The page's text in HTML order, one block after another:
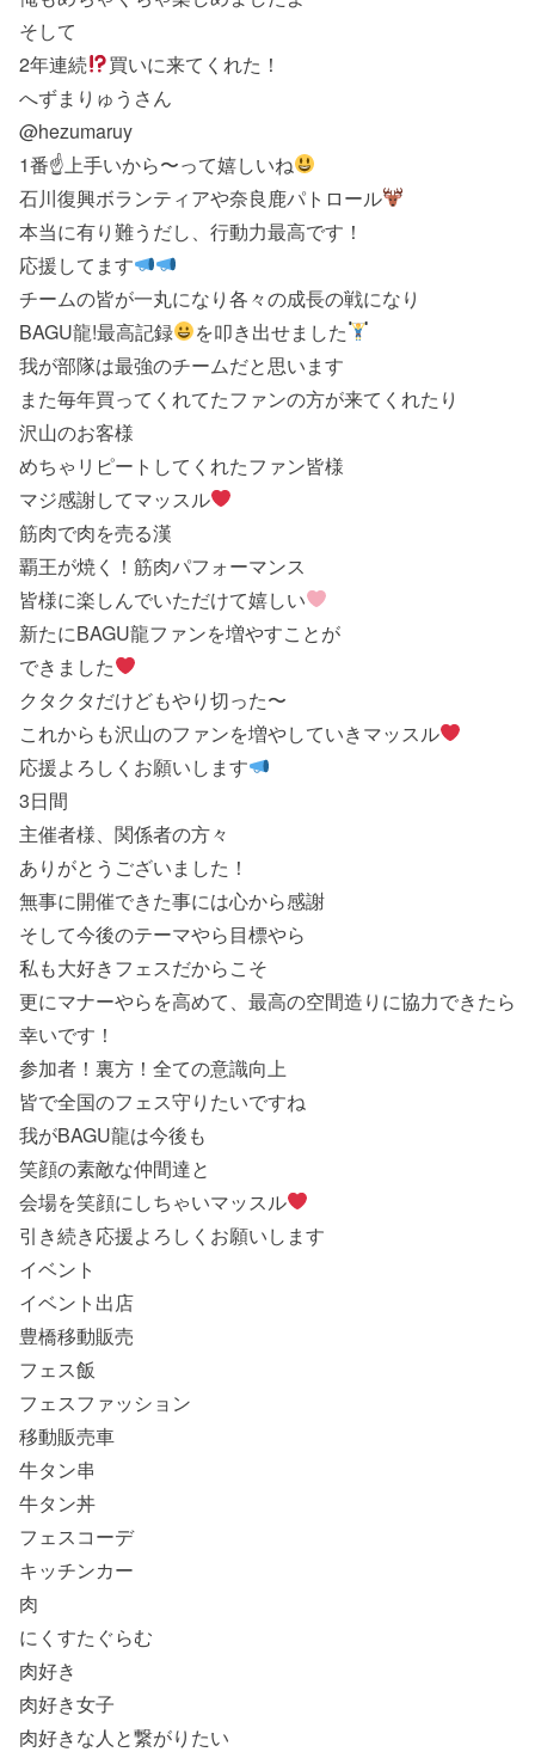
そして
2年連続
買いに来てくれた！
へずまりゅうさん
@hezumaruy
1番☝上手いから〜って嬉しいね
石川復興ボランティアや奈良鹿パトロール
本当に有り難うだし、行動力最高です！
応援してます
チームの皆が一丸になり各々の成長の戦になり
BAGU龍!最高記録
を叩き出せました
我が部隊は最強のチームだと思います
また毎年買ってくれてたファンの方が来てくれたり
沢山のお客様
めちゃリピートしてくれたファン皆様
マジ感謝してマッスル
筋肉で肉を売る漢
覇王が焼く！筋肉パフォーマンス
皆様に楽しんでいただけて嬉しい
新たにBAGU龍ファンを増やすことが
できました
クタクタだけどもやり切った〜
これからも沢山のファンを増やしていきマッスル
応援よろしくお願いします
3日間
主催者様、関係者の方々
ありがとうございました！
無事に開催できた事には心から感謝
そして今後のテーマやら目標やら
私も大好きフェスだからこそ
更にマナーやらを高めて、最高の空間造りに協力できたら
幸いです！
参加者！裏方！全ての意識向上
皆で全国のフェス守りたいですね
我がBAGU龍は今後も
笑顔の素敵な仲間達と
会場を笑顔にしちゃいマッスル
引き続き応援よろしくお願いします
イベント
イベント出店
豊橋移動販売
フェス飯
フェスファッション
移動販売車
牛タン串
牛タン丼
フェスコーデ
キッチンカー
肉
にくすたぐらむ
肉好き
肉好き女子
肉好きな人と繋がりたい